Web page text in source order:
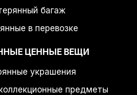
багаж
в перевозке
ЦЕННЫЕ ВЕЩИ
украшения
предметы